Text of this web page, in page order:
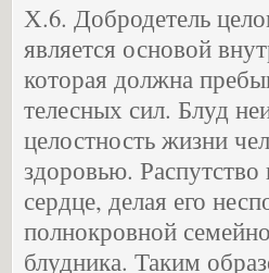
Х.6. Добродетель
является основой
которая должна
телесных сил. Блуд
целостность жизни
здоровью. Распутство
сердце, делая его
полнокровной
блудника. Таким